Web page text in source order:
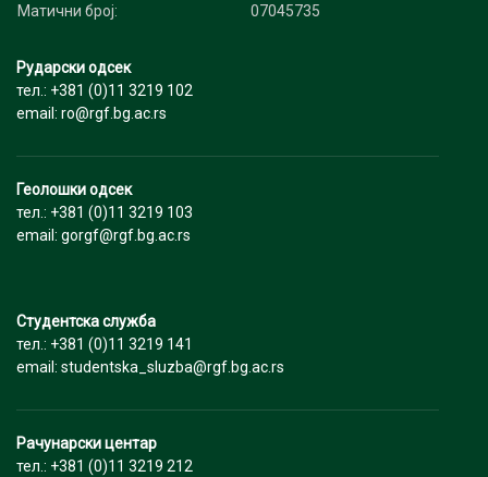
Матични број:
07045735
Рударски одсек
тел.: +381 (0)11 3219 102
email: ro@rgf.bg.ac.rs
Геолошки одсек
тел.: +381 (0)11 3219 103
email: gorgf@rgf.bg.ac.rs
Студентска служба
тел.: +381 (0)11 3219 141
email: studentska_sluzba@rgf.bg.ac.rs
Рачунарски центар
тел.: +381 (0)11 3219 212